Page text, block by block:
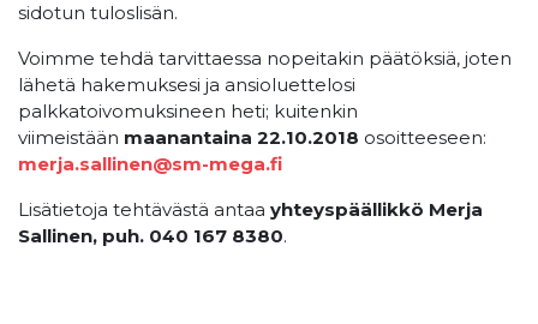
sidotun tuloslisän.
Voimme tehdä tarvittaessa nopeitakin päätöksiä, joten
lähetä hakemuksesi ja ansioluettelosi
palkkatoivomuksineen heti; kuitenkin
viimeistään maanantaina 22.10.2018 osoitteeseen:
merja.sallinen@sm-mega.fi
Lisätietoja tehtävästä antaa yhteyspäällikkö Merja
Sallinen, puh. 040 167 8380.